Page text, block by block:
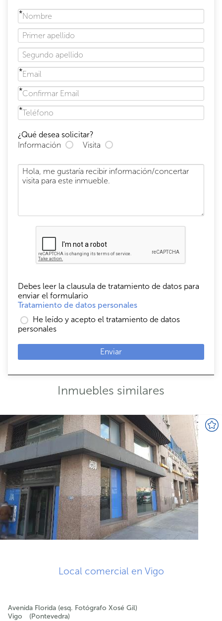
¿Qué desea solicitar?
Información
Visita
Debes leer la clausula de tratamiento de datos para
enviar el formulario
Tratamiento de datos personales
He leído y acepto el tratamiento de datos
personales
Enviar
Inmuebles similares
Local comercial en Vigo
Avenida Florida (esq. Fotógrafo Xosé Gil)
Vigo
Pontevedra